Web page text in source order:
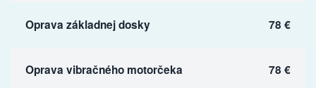
Oprava základnej dosky 78 €
Oprava vibračného motorčeka 78 €